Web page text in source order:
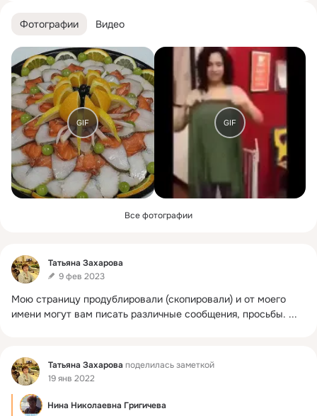
Фотографии Видео
GIF GIF
Все фотографии
Фид
Татьяна Захарова
9 фев 2023
Мою страницу продублировали (скопировали) и от моего
имени могут вам писать различные сообщения, просьбы. ...
Фид Татьяна Захарова поделилась заметкой
19 янв 2022
Нина Николаевна Григичева